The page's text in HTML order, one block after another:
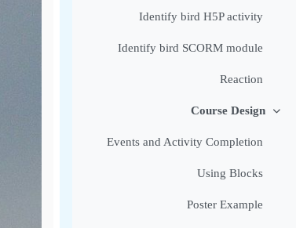
Identify bird H5P activity
Identify bird SCORM module
Reaction
طي
Course Design
Events and Activity Completion
Using Blocks
Poster Example